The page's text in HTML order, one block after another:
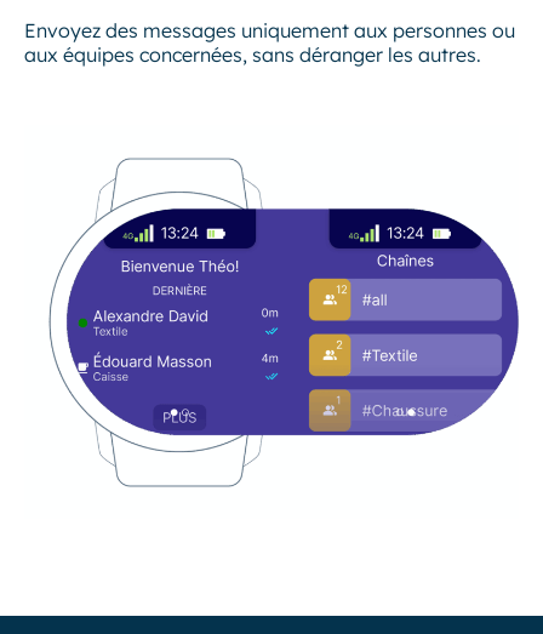
Envoyez des messages uniquement aux personnes ou
aux équipes concernées, sans déranger les autres.